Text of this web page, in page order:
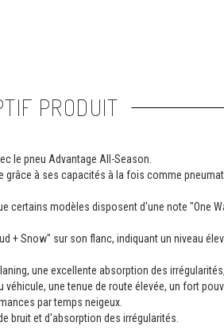
PRODUIT
le pneu Advantage All-Season.
à ses capacités à la fois comme
certains modèles disposent d'une note "One
+ Snow" sur son flanc, indiquant un niveau
une excellente absorption des
une tenue de route élevée, un fort
par temps neigeux.
bruit et d'absorption des irrégularités.